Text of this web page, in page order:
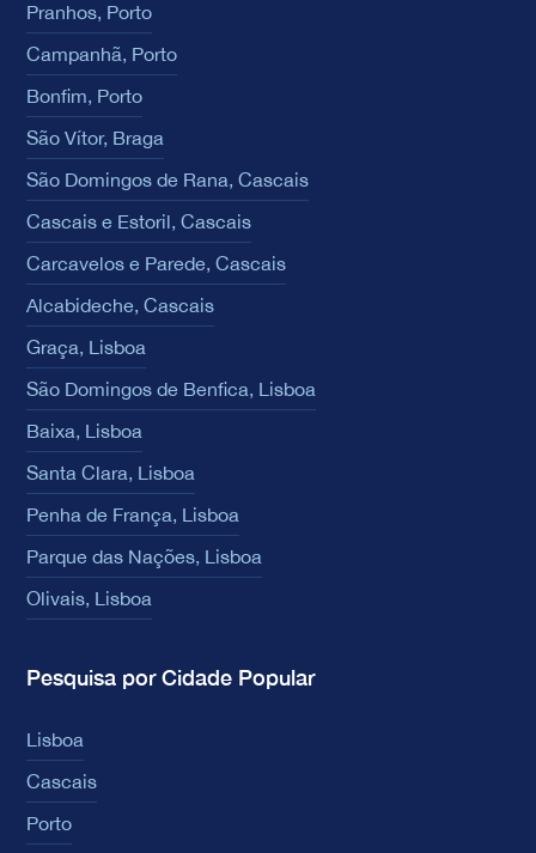
Pranhos, Porto
Campanhã, Porto
Bonfim, Porto
São Vítor, Braga
São Domingos de Rana, Cascais
Cascais e Estoril, Cascais
Carcavelos e Parede, Cascais
Alcabideche, Cascais
Graça, Lisboa
São Domingos de Benfica, Lisboa
Baixa, Lisboa
Santa Clara, Lisboa
Penha de França, Lisboa
Parque das Nações, Lisboa
Olivais, Lisboa
Pesquisa por Cidade Popular
Lisboa
Cascais
Porto